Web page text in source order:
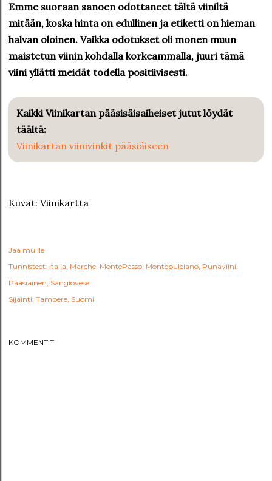
Emme suoraan sanoen odottaneet tältä viiniltä
mitään, koska hinta on edullinen ja etiketti on hieman
halvan oloinen. Vaikka odotukset oli monen muun
maistetun viinin kohdalla korkeammalla, juuri tämä
viini yllätti meidät todella positiivisesti.
Kaikki Viinikartan pääsisäisaiheiset jutut löydät
täältä:
Viinikartan viinivinkit pääsiäiseen
Kuvat: Viinikartta
Jaa muille
Tunnisteet: Italia Marche MontePasso Montepulciano Punaviini
Pääsiäinen Sangiovese
Sijainti: Tampere, Suomi
KOMMENTIT